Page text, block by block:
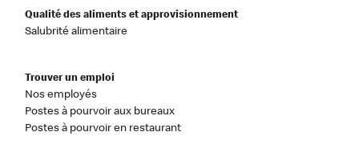
Qualité des aliments et approvisionnement
Salubrité alimentaire
Trouver un emploi
Nos employés
Postes à pourvoir aux bureaux
Postes à pourvoir en restaurant